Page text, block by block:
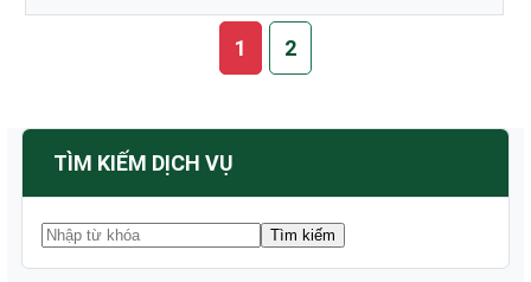
1 2
TÌM KIẾM DỊCH VỤ